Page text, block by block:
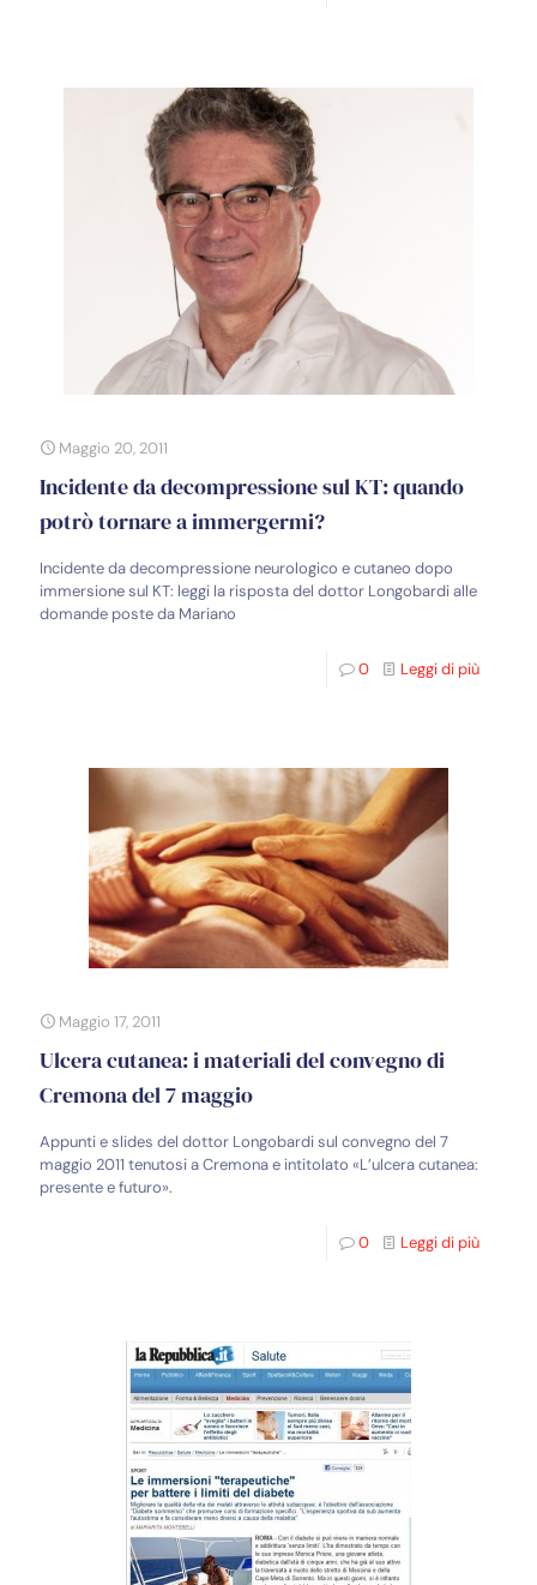
Maggio 20, 2011
Incidente da decompressione sul KT: quando
potrò tornare a immergermi?
Incidente da decompressione neurologico e cutaneo dopo
immersione sul KT: leggi la risposta del dottor Longobardi alle
domande poste da Mariano
0 Leggi di più
Maggio 17, 2011
Ulcera cutanea: i materiali del convegno di
Cremona del 7 maggio
Appunti e slides del dottor Longobardi sul convegno del 7
maggio 2011 tenutosi a Cremona e intitolato «L’ulcera cutanea:
presente e futuro».
0 Leggi di più